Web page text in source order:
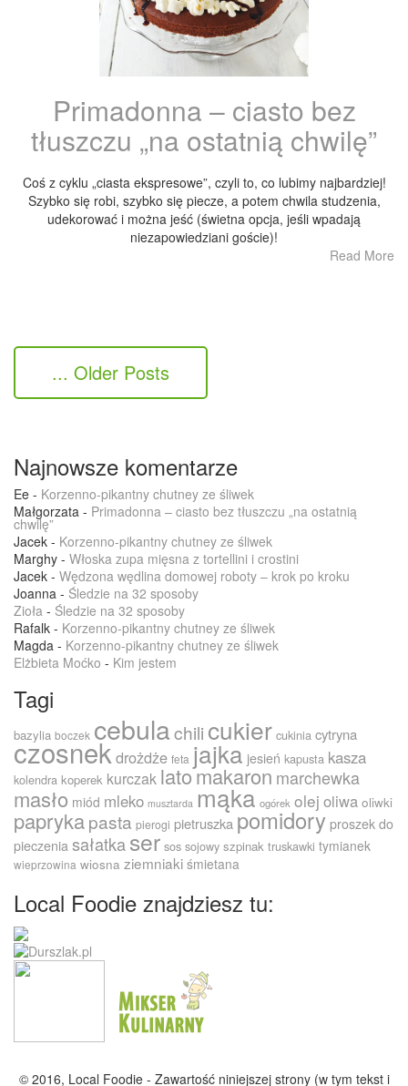
Primadonna – ciasto bez
tłuszczu „na ostatnią chwilę”
Coś z cyklu „ciasta ekspresowe”, czyli to, co lubimy najbardziej!
Szybko się robi, szybko się piecze, a potem chwila studzenia,
udekorować i można jeść (świetna opcja, jeśli wpadają
niezapowiedziani goście)!
Read More
... Older Posts
Najnowsze komentarze
Ee - Korzenno-pikantny chutney ze śliwek
Małgorzata - Primadonna – ciasto bez tłuszczu „na ostatnią
chwilę”
Jacek - Korzenno-pikantny chutney ze śliwek
Marghy - Włoska zupa mięsna z tortellini i crostini
Jacek - Wędzona wędlina domowej roboty – krok po kroku
Joanna - Śledzie na 32 sposoby
Zioła - Śledzie na 32 sposoby
Rafalk - Korzenno-pikantny chutney ze śliwek
Magda - Korzenno-pikantny chutney ze śliwek
Elżbieta Moćko - Kim jestem
Tagi
bazylia boczek cebulachili cukier cukinia cytryna
czosnekdrożdże feta jajka jesień kapusta kasza
kolendra koperek kurczak latomakaron marchewka
masło miód mleko musztarda mąka ogórek olej oliwa oliwki
paprykapasta pierogi pietruszka pomidory proszek do
pieczenia sałatkaser sos sojowy szpinak truskawki tymianek
wieprzowina wiosna ziemniaki śmietana
Local Foodie znajdziesz tu:
© 2016, Local Foodie - Zawartość niniejszej strony (w tym tekst i